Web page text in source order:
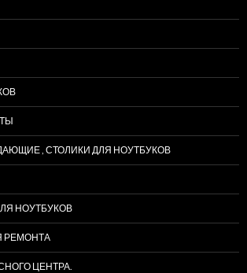
, СТОЛИКИ ДЛЯ НОУТБУКОВ
НОУТБУКОВ
РЕМОНТА
ЦЕНТРА.